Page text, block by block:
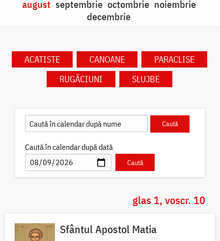
august septembrie octombrie noiembrie
decembrie
ACATISTE CANOANE
PARACLISE
RUGĂCIUNI
SLUJBE
Caută în calendar după dată
glas 1, voscr. 10
Sfântul Apostol Matia